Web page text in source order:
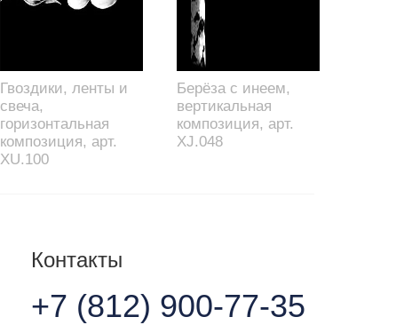
Гвоздики, ленты и
свеча,
горизонтальная
композиция, арт.
XU.100
Берёза с инеем,
вертикальная
композиция, арт.
XJ.048
Контакты
+7 (812) 900-77-35